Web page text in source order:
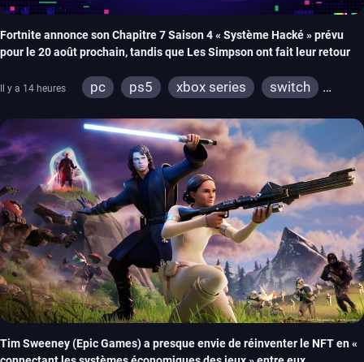
Fortnite annonce son Chapitre 7 Saison 4 « Système Hacké » prévu
pour le 20 août prochain, tandis que Les Simpson ont fait leur retour
Il y a 14 heures pc ps5 xbox series
switch
switch 2
Tim Sweeney (Epic Games) a presque envie de réinventer le NFT en «